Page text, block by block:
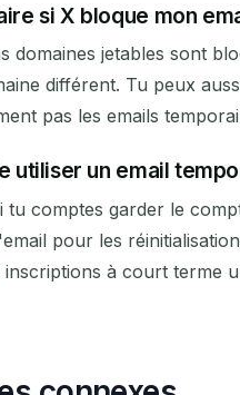
si X bloque mon
domaines jetables sont
différent. Tu peux
pas les emails
utiliser un email
tu comptes garder le
pour les
à court terme